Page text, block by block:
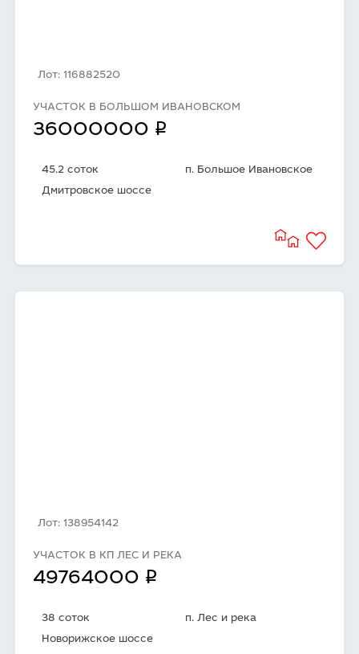
Лот: 116882520
УЧАСТОК В БОЛЬШОМ ИВАНОВСКОМ
36000000 q
45.2 соток
п. Большое Ивановское
Дмитровское шоссе
Лот: 138954142
УЧАСТОК В КП ЛЕС И РЕКА
49764000 q
38 соток
п. Лес и река
Новорижское шоссе